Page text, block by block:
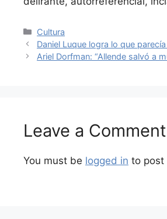
Categories
Cultura
Daniel Luque logra lo que
Ariel Dorfman: “Allende salvó a
Leave a Comment
You must be logged in to post